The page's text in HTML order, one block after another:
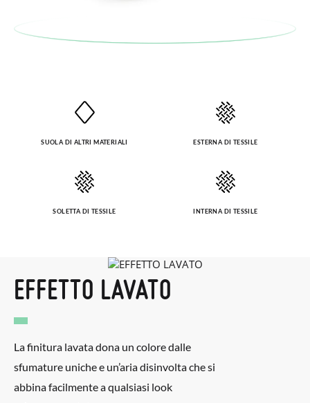
SUOLA DI ALTRI MATERIALI ESTERNA DI TESSILE
SOLETTA DI TESSILE INTERNA DI TESSILE
EFFETTO LAVATO
La finitura lavata dona un colore dalle
sfumature uniche e un’aria disinvolta che si
abbina facilmente a qualsiasi look